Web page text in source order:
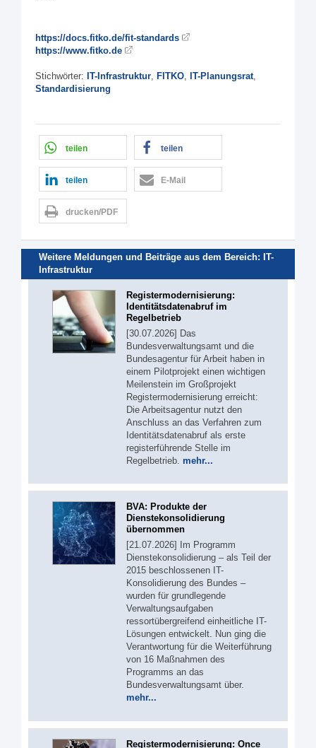
https://docs.fitko.de/fit-standards
https://www.fitko.de
Stichwörter: IT-Infrastruktur, FITKO, IT-Planungsrat,
Standardisierung
teilen teilen
teilen E-Mail
drucken/PDF
Weitere Meldungen und Beiträge aus dem Bereich: IT-
Infrastruktur
Registermodernisierung:
Identitätsdatenabruf im
Regelbetrieb
[30.07.2026] Das
Bundesverwaltungsamt und die
Bundesagentur für Arbeit haben in
einem Pilotprojekt einen wichtigen
Meilenstein im Großprojekt
Registermodernisierung erreicht:
Die Arbeitsagentur nutzt den
Anschluss an das Verfahren zum
Identitätsdatenabruf als erste
registerführende Stelle im
Regelbetrieb. mehr...
BVA: Produkte der
Dienstekonsolidierung
übernommen
[21.07.2026] Im Programm
Dienstekonsolidierung – als Teil der
2015 beschlossenen IT-
Konsolidierung des Bundes –
wurden für grundlegende
Verwaltungsaufgaben
ressortübergreifend einheitliche IT-
Lösungen entwickelt. Nun ging die
Verantwortung für die Weiterführung
von 16 Maßnahmen des
Programms an das
Bundesverwaltungsamt über.
mehr...
Registermodernisierung: Once